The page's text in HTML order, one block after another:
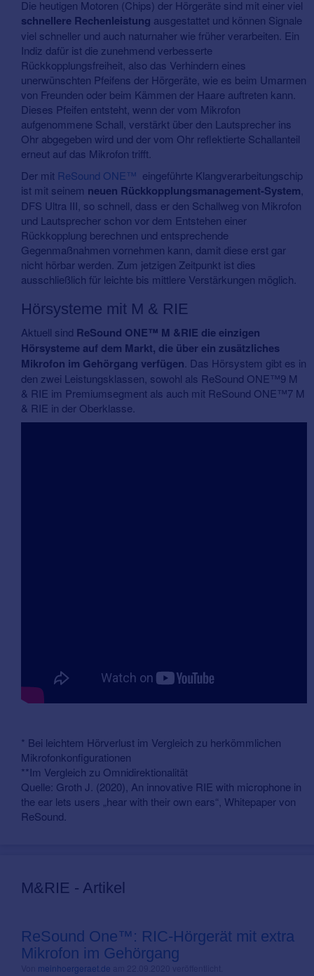
Die heutigen Motoren (Chips) der Hörgeräte sind mit einer viel
schnellere Rechenleistung ausgestattet und können Signale
viel schneller und auch naturnaher wie früher verarbeiten. Ein
Indiz dafür ist die zunehmend verbesserte
Rückkopplungsfreiheit, also das Verhindern eines
unerwünschten Pfeifens der Hörgeräte, wie es beim Umarmen
von Freunden oder beim Kämmen der Haare auftreten kann.
Dieses Pfeifen entsteht, wenn der vom Mikrofon
aufgenommene Schall, verstärkt über den Lautsprecher ins
Ohr abgegeben wird und der vom Ohr reflektierte Schallanteil
erneut auf das Mikrofon trifft.
Der mit ReSound ONE™ eingeführte Klangverarbeitungschip
ist mit seinem neuen Rückkopplungsmanagement-System
DFS Ultra III, so schnell, dass er den Schallweg von Mikrofon
und Lautsprecher schon vor dem Entstehen einer
Rückkopplung berechnen und entsprechende
Gegenmaßnahmen vornehmen kann, damit diese erst gar
nicht hörbar werden. Zum jetzigen Zeitpunkt ist dies
ausschließlich für leichte bis mittlere Verstärkungen möglich.
Hörsysteme mit M & RIE
Aktuell sind ReSound ONE™ M &RIE die einzigen
Hörsysteme auf dem Markt, die über ein zusätzliches
Mikrofon im Gehörgang verfügen . Das Hörsystem gibt es in
den zwei Leistungsklassen, sowohl als ReSound ONE™9 M
& RIE im Premiumsegment als auch mit ReSound ONE™7 M
& RIE in der Oberklasse.
* Bei leichtem Hörverlust im Vergleich zu herkömmlichen
Mikrofonkonfigurationen
**Im Vergleich zu Omnidirektionalität
Quelle: Groth J. (2020), An innovative RIE with microphone in
the ear lets users „hear with their own ears“, Whitepaper von
ReSound.
M&RIE - Artikel
ReSound One™: RIC-Hörgerät mit extra
Mikrofon im Gehörgang
meinhoergeraet.de